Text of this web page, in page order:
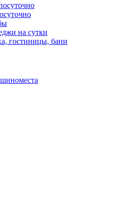
на сутки
гостиницы, бани